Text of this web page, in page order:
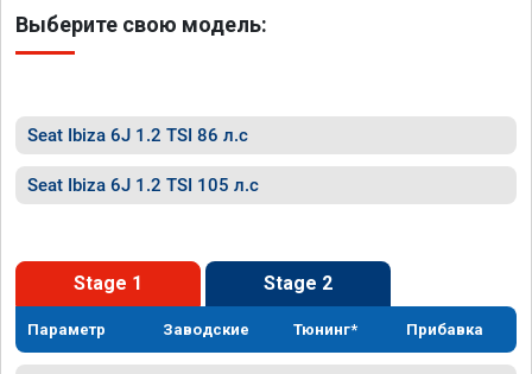
Выберите свою модель:
Seat Ibiza 6J 1.2 TSI 86 л.с
Seat Ibiza 6J 1.2 TSI 105 л.с
Stage 1 Stage 2
Параметр Заводские Тюнинг* Прибавка